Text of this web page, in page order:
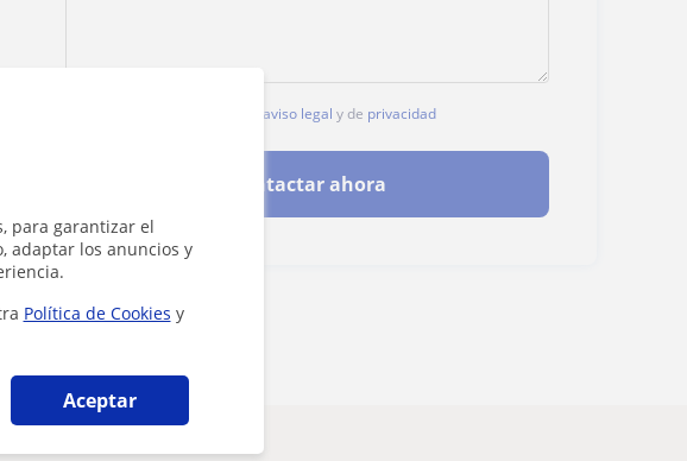
para garantizar el
adaptar los anuncios y
Política de Cookies y
Aceptar
aviso legal y de privacidad
Contactar ahora